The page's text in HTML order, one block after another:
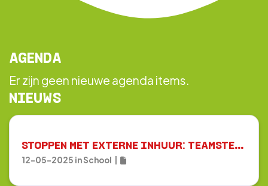
AGENDA
Er zijn geen nieuwe agenda items.
NIEUWS
S
TOPPEN MET EXTERNE INHUUR: TEAMSTERDAM
12-05-2025 inSchool